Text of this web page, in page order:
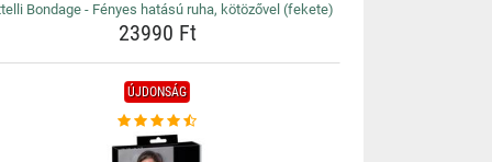
Bondage - Fényes hatású ruha, kötözővel (fekete)
23990 Ft
ÚJDONSÁG